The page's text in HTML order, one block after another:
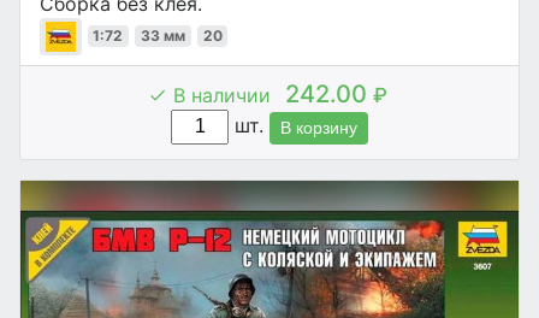
1:72 33 мм 20
В наличии 242.00 ₽
шт.
В корзину